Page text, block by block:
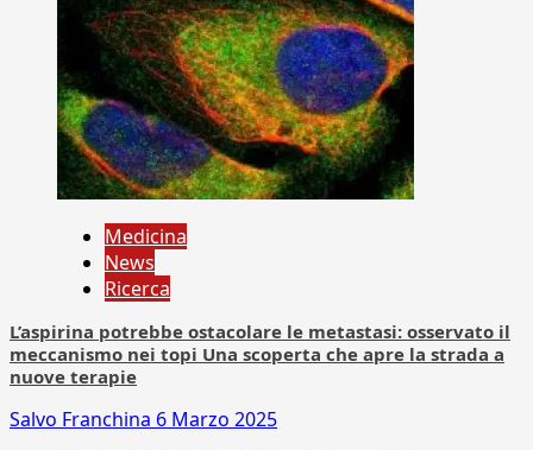
Medicina
News
Ricerca
L’aspirina potrebbe ostacolare le metastasi: osservato il
meccanismo nei topi Una scoperta che apre la strada a
nuove terapie
Salvo Franchina 6 Marzo 2025